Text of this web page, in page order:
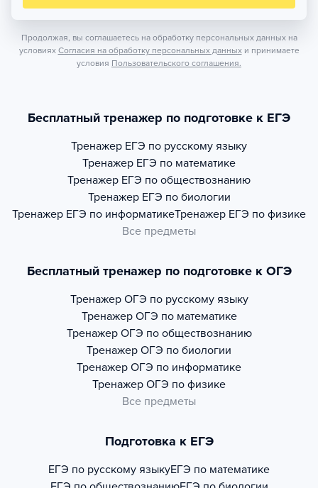
Продолжая, вы соглашаетесь на обработку персональных данных на
условиях Согласия на обработку персональных данных и принимаете
условия Пользовательского соглашения.
Бесплатный тренажер по подготовке к ЕГЭ
Тренажер ЕГЭ по русскому языку
Тренажер ЕГЭ по математике
Тренажер ЕГЭ по обществознанию
Тренажер ЕГЭ по биологии
Тренажер ЕГЭ по информатикеТренажер ЕГЭ по физике
Все предметы
Бесплатный тренажер по подготовке к ОГЭ
Тренажер ОГЭ по русскому языку
Тренажер ОГЭ по математике
Тренажер ОГЭ по обществознанию
Тренажер ОГЭ по биологии
Тренажер ОГЭ по информатике
Тренажер ОГЭ по физике
Все предметы
Подготовка к ЕГЭ
ЕГЭ по русскому языкуЕГЭ по математике